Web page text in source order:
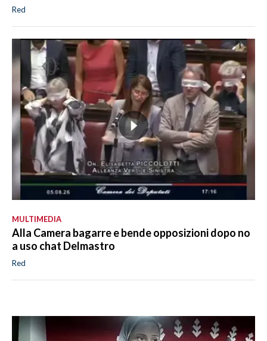
Red
MULTIMEDIA
Alla Camera bagarre e bende opposizioni dopo no
a uso chat Delmastro
Red